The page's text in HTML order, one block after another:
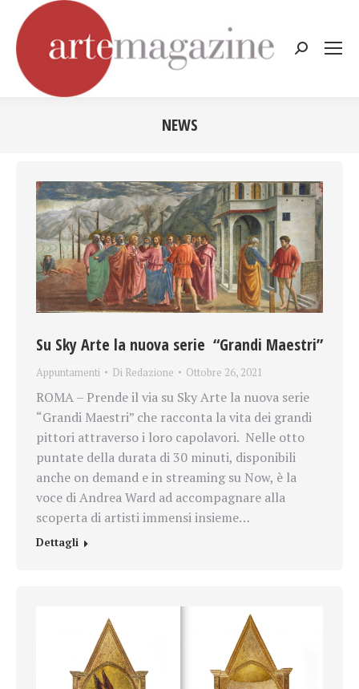
Cerca:
NEWS
Su Sky Arte la nuova serie “Grandi Maestri”
Appuntamenti Di Redazione Ottobre 26, 2021
ROMA – Prende il via su Sky Arte la nuova serie
“Grandi Maestri” che racconta la vita dei grandi
pittori attraverso i loro capolavori. Nelle otto
puntate della durata di 30 minuti, disponibili
anche on demand e in streaming su Now, è la
voce di Andrea Ward ad accompagnare alla
scoperta di artisti immensi insieme…
Dettagli